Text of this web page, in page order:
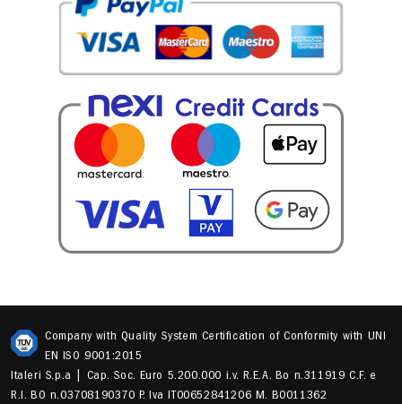
Company with Quality System Certification of Conformity with UNI
EN ISO 9001:2015
Italeri S.p.a | Cap. Soc. Euro 5.200.000 i.v. R.E.A. Bo n.311919 C.F. e
R.I. BO n.03708190370 P. Iva IT00652841206 M. B0011362